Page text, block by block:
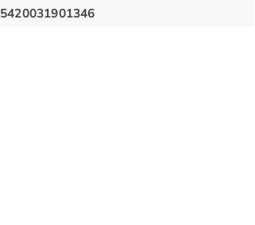
5420031901346